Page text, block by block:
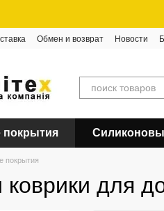
Обмен и возврат Новости
покрытия
для